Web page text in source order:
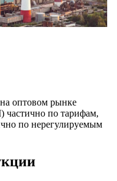
на оптовом рынке
по тарифам,
по нерегулируемым